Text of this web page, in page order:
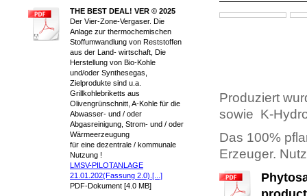
THE BEST DEAL! VER © 2025
Der Vier-Zone-Vergaser. Die
Anlage zur thermochemischen
Stoffumwandlung von Reststoffen
aus der Land- wirtschaft, Die
Herstellung von Bio-Kohle
und/oder Synthesegas,
Zielprodukte sind u.a.
Grillkohlebriketts aus
Olivengrünschnitt, A-Kohle für die
Abwasser- und / oder
Abgasreinigung, Strom- und / oder
Wärmeerzeugung
für eine dezentrale / kommunale
Nutzung !
LMSV-PILOTANLAGE
21.01.202(Fassung 2.0).[...]
PDF-Dokument [4.0 MB]
Produziert
sowie K-
Das 100%
Erzeuger.